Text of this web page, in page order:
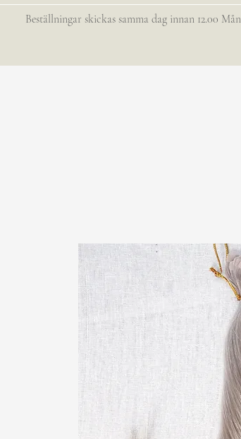
Beställningar skickas samma dag innan 12.00